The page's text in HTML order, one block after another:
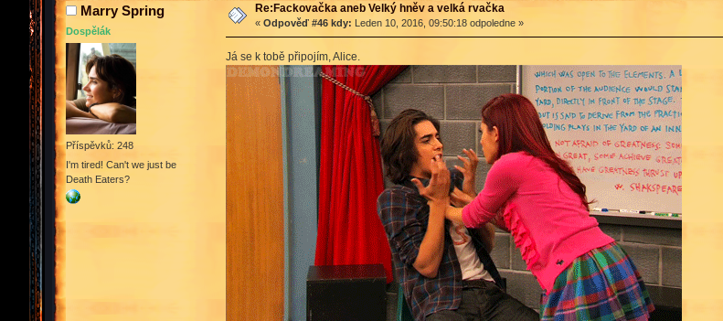
Marry Spring
Dospělák
Příspěvků: 248
I'm tired! Can't we just be
Death Eaters?
Re:Fackovačka aneb Velký hněv a velká rvačka
« Odpověď #46 kdy: Leden 10, 2016, 09:50:18 odpoledne »
Já se k tobě připojím, Alice.